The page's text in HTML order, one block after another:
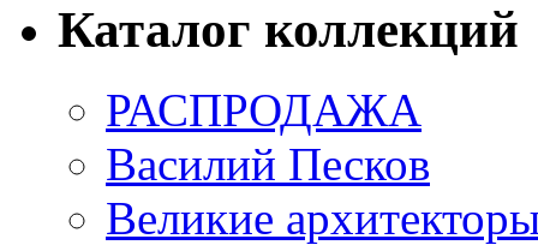
Каталог коллекций
РАСПРОДАЖА
Василий Песков
Великие